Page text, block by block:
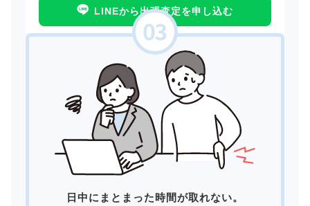
LINEから出張査定を申し込む
日中にまとまった時間が取れない。